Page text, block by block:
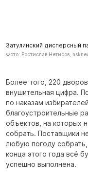
Затулинский дисперсный
Фото: Ростислав Нетисов,
Более того, 220
внушительная цифра.
по наказам
благоустроительные
объектов, на которых
собрать. Поставщики
любую погоду
конца этого года всё
успешно выполнена.